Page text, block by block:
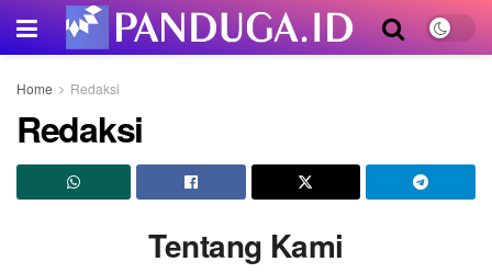
Home Redaksi
Redaksi
Tentang Kami